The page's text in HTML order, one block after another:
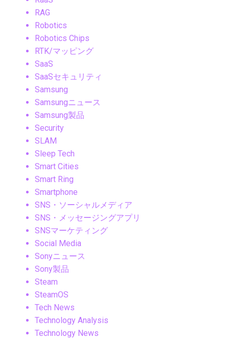
RAG
Robotics
Robotics Chips
RTK/マッピング
SaaS
SaaSセキュリティ
Samsung
Samsungニュース
Samsung製品
Security
SLAM
Sleep Tech
Smart Cities
Smart Ring
Smartphone
SNS・ソーシャルメディア
SNS・メッセージングアプリ
SNSマーケティング
Social Media
Sonyニュース
Sony製品
Steam
SteamOS
Tech News
Technology Analysis
Technology News